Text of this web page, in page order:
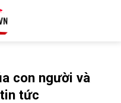
con người và
tức